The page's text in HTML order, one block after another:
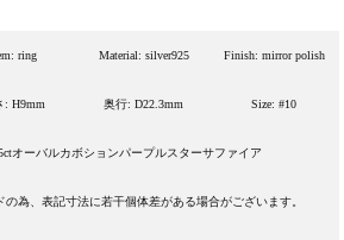
ring Material: silver925 Finish: mirror polish
: H9mm 奥行: D22.3mm Size: #10
オーバルカボションパープルスターサファイア
為、表記寸法に若干個体差がある場合がございます。